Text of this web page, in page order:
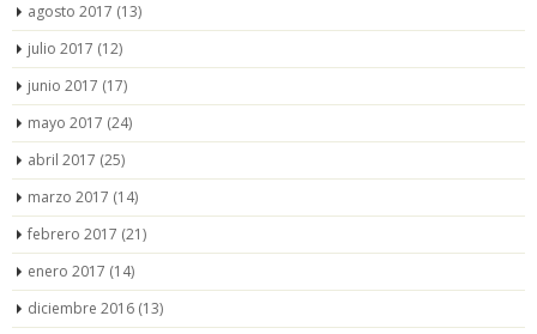
agosto 2017 (13)
julio 2017 (12)
junio 2017 (17)
mayo 2017 (24)
abril 2017 (25)
marzo 2017 (14)
febrero 2017 (21)
enero 2017 (14)
diciembre 2016 (13)